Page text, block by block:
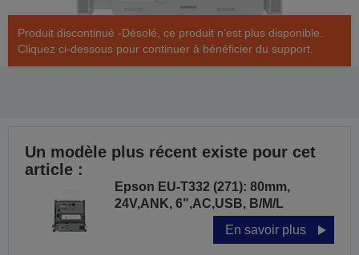
Produit discontinué -Désolé, ce produit n’est plus disponible.
Cliquez ci-dessous pour continuer à bénéficier du support.
Un modèle plus récent existe pour cet
article :
Epson EU-T332 (271): 80mm,
24V,ANK, 6",AC,USB, B/M/L
En savoir plus